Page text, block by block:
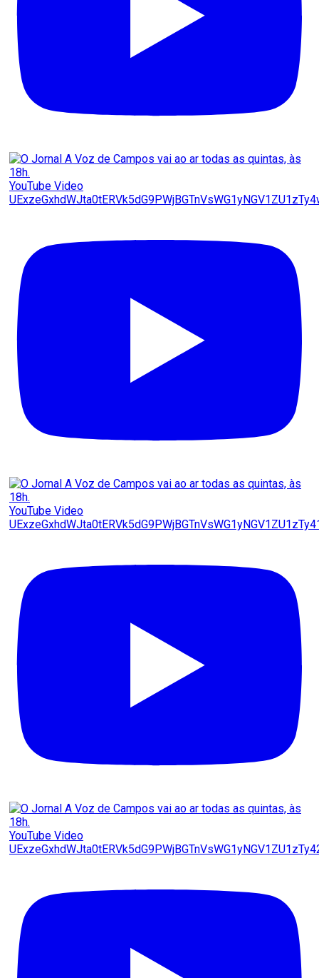
YouTube Video
YouTube Video
YouTube Video